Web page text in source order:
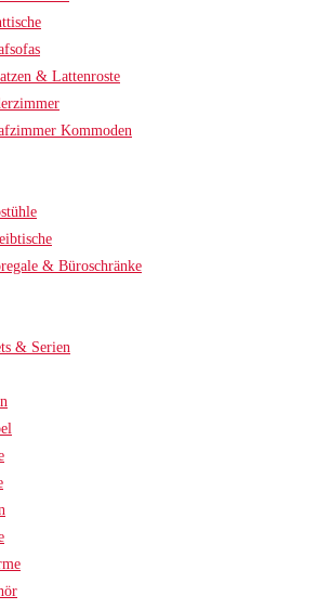
& Lattenroste
Kommoden
& Büroschränke
& Serien